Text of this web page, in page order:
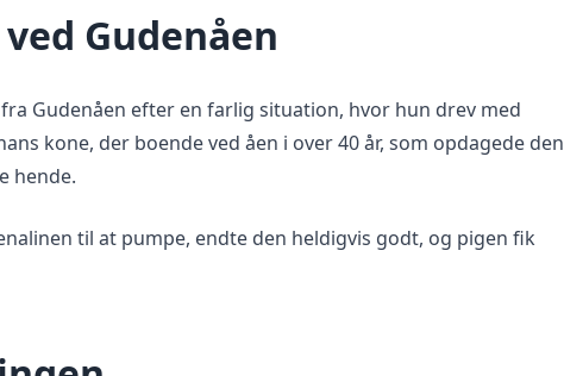
Gudenåen
Gudenåen efter en farlig situation, hvor hun drev med
kone, der boende ved åen i over 40 år, som opdagede den
hende.
til at pumpe, endte den heldigvis godt, og pigen fik